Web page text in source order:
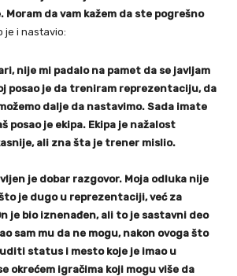
da vam kažem da ste pogrešno
je i nastavio:
nije mi padalo na pamet da se javljam
posao je da treniram reprezentaciju, da
dalje da nastavimo. Sada imate
posao je ekipa. Ekipa je nažalost
ali zna šta je trener mislio.
je dobar razgovor. Moja odluka nije
je dugo u reprezentaciji, već za
je bio iznenađen, ali to je sastavni deo
sam mu da ne mogu, nakon ovoga što
status i mesto koje je imao u
okrećem igračima koji mogu više da